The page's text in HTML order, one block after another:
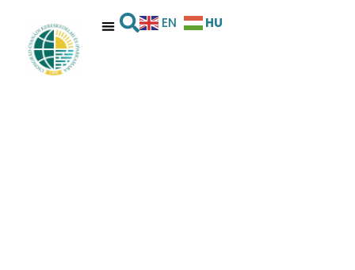
EN HU